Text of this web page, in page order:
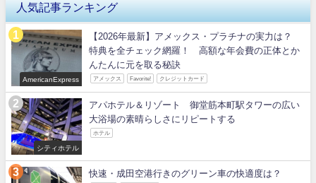
人気記事ランキング
AmericanExpress
【2026年最新】アメックス・プラチナの実力は？
特典を全チェック網羅！ 高額な年会費の正体とか
んたんに元を取る秘訣
アメックス Favorite! クレジットカード
シティホテル
アパホテル＆リゾート 御堂筋本町駅タワーの広い
大浴場の素晴らしさにリピートする
ホテル
快速・成田空港行きのグリーン車の快適度は？